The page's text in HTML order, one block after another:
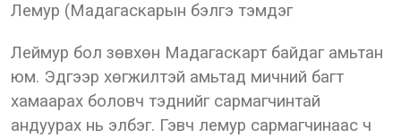
Лемур (Мадагаскарын бэлгэ тэмдэг
Леймур бол зөвхөн Мадагаскарт байдаг амьтан
юм. Эдгээр хөгжилтэй амьтад мичний багт
хамаарах боловч тэднийг сармагчинтай
андуурах нь элбэг. Гэвч лемур сармагчинаас ч